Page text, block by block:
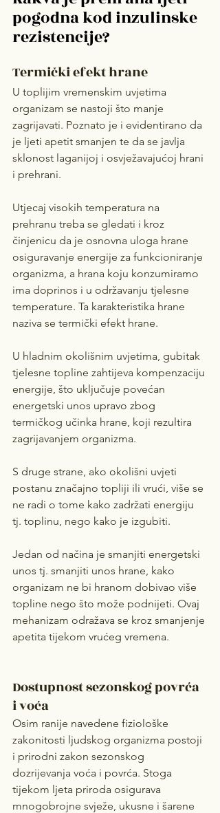
pogodna kod inzulinske
rezistencije?
Termički efekt hrane
U toplijim vremenskim uvjetima
organizam se nastoji što manje
zagrijavati. Poznato je i evidentirano da
je ljeti apetit smanjen te da se javlja
sklonost laganijoj i osvježavajućoj hrani
i prehrani.
Utjecaj visokih temperatura na
prehranu treba se gledati i kroz
činjenicu da je osnovna uloga hrane
osiguravanje energije za funkcioniranje
organizma, a hrana koju konzumiramo
ima doprinos i u održavanju tjelesne
temperature. Ta karakteristika hrane
naziva se termički efekt hrane.
U hladnim okolišnim uvjetima, gubitak
tjelesne topline zahtijeva kompenzaciju
energije, što uključuje povećan
energetski unos upravo zbog
termičkog učinka hrane, koji rezultira
zagrijavanjem organizma.
S druge strane, ako okolišni uvjeti
postanu značajno topliji ili vrući, više se
ne radi o tome kako zadržati energiju
tj. toplinu, nego kako je izgubiti.
Jedan od načina je smanjiti energetski
unos tj. smanjiti unos hrane, kako
organizam ne bi hranom dobivao više
topline nego što može podnijeti. Ovaj
mehanizam odražava se kroz smanjenje
apetita tijekom vrućeg vremena.
Dostupnost sezonskog povrća
i voća
Osim ranije navedene fiziološke
zakonitosti ljudskog organizma postoji
i prirodni zakon sezonskog
dozrijevanja voća i povrća. Stoga
tijekom ljeta priroda osigurava
mnogobrojne svježe, ukusne i šarene